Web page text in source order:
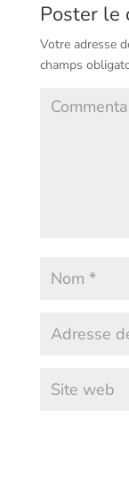
Poster le
Votre adresse
champs